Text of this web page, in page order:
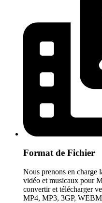
Format de Fichier
Nous prenons en charge
vidéo et musicaux pour
convertir et télécharger
MP4, MP3, 3GP,